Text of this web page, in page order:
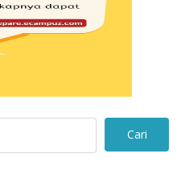
Cari